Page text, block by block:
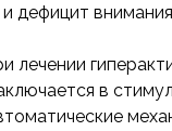
и дефицит
лечении
в